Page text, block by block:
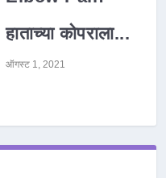
हाताच्या कोपराला...
ऑगस्ट 1, 2021